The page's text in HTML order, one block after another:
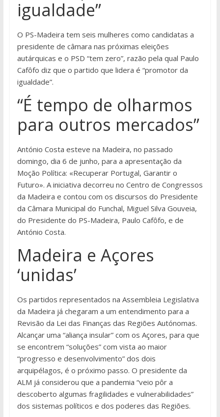
igualdade”
O PS-Madeira tem seis mulheres como candidatas a
presidente de câmara nas próximas eleições
autárquicas e o PSD “tem zero”, razão pela qual Paulo
Cafôfo diz que o partido que lidera é “promotor da
igualdade”.
“É tempo de olharmos
para outros mercados”
António Costa esteve na Madeira, no passado
domingo, dia 6 de junho, para a apresentação da
Moção Política: «Recuperar Portugal, Garantir o
Futuro». A iniciativa decorreu no Centro de Congressos
da Madeira e contou com os discursos do Presidente
da Câmara Municipal do Funchal, Miguel Silva Gouveia,
do Presidente do PS-Madeira, Paulo Cafôfo, e de
António Costa.
Madeira e Açores
‘unidas’
Os partidos representados na Assembleia Legislativa
da Madeira já chegaram a um entendimento para a
Revisão da Lei das Finanças das Regiões Autónomas.
Alcançar uma “aliança insular” com os Açores, para que
se encontrem “soluções” com vista ao maior
“progresso e desenvolvimento” dos dois
arquipélagos, é o próximo passo. O presidente da
ALM já considerou que a pandemia “veio pôr a
descoberto algumas fragilidades e vulnerabilidades”
dos sistemas políticos e dos poderes das Regiões.